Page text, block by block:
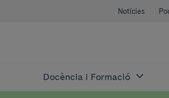
Notícies
Docència i Formació